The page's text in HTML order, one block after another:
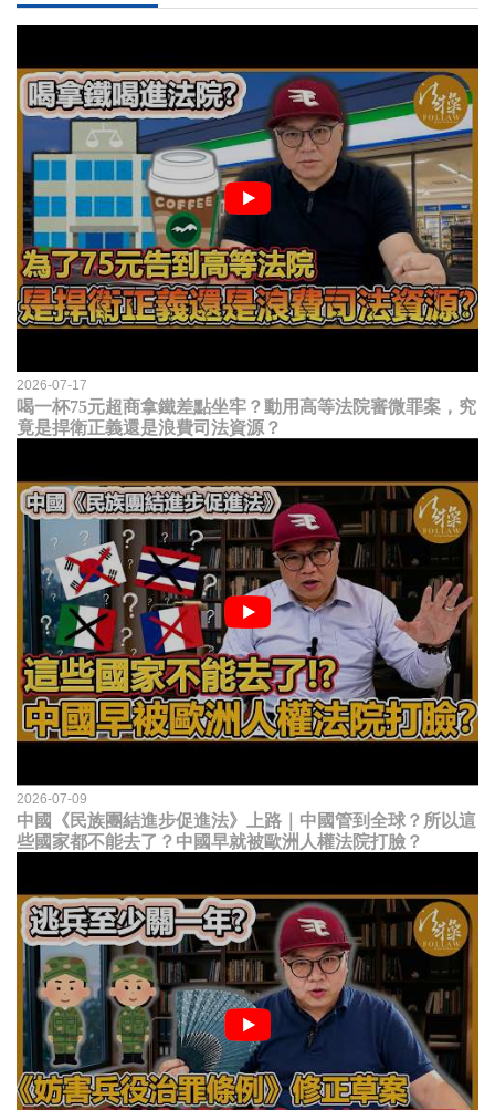
2026-07-17
喝一杯75元超商拿鐵差點坐牢？動用高等法院審微罪案，究
竟是捍衛正義還是浪費司法資源？
2026-07-09
中國《民族團結進步促進法》上路｜中國管到全球？所以這
些國家都不能去了？中國早就被歐洲人權法院打臉？